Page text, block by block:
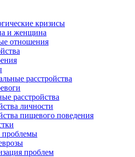
кризисы
и женщина
отношения
расстройства
расстройства
личности
пищевого поведения
проблемы
проблем